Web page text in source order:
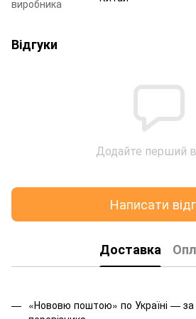
виробника
Відгуки
Додайте перший
Написати
Доставка
«Нововю поштою» по Україні —